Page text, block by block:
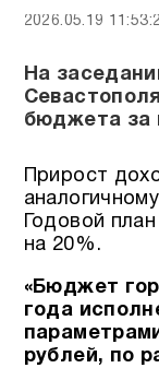
2026.05.19
На
бюджета за
Прирост
Годовой
на 20%.
«Бюджет
года
рублей, по